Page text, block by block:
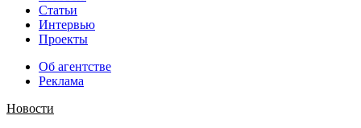
Статьи
Интервью
Проекты
Об агентстве
Реклама
Новости